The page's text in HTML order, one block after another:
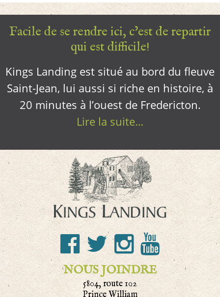
Facile de se rendre ici, c’est de repartir
qui est difficile!
Kings Landing est situé au bord du fleuve
Saint-Jean, lui aussi si riche en histoire, à
20 minutes à l’ouest de Fredericton.
Lire la suite…
NOUS JOINDRE
5804, route 102
Prince William